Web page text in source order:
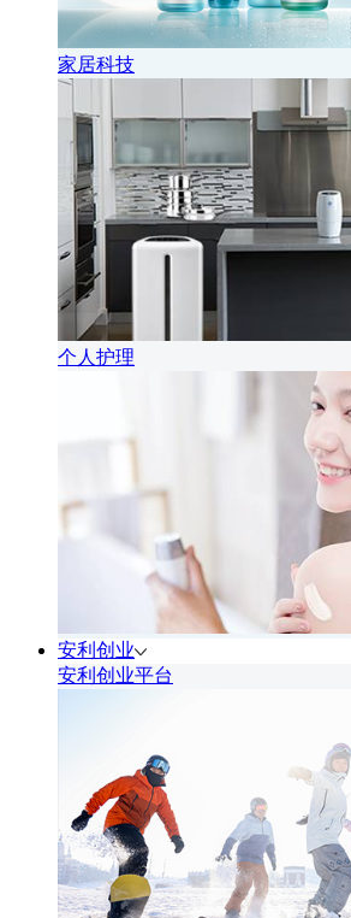
家居科技
个人护理
安利创业
安利创业平台